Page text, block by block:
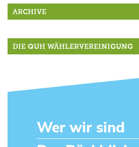
ARCHIVE
DIE QUH WÄHLERVEREINIGUNG
Wer wir sind